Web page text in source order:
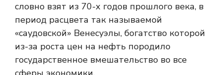
словно взят из 70-х годов прошлого века, в
период расцвета так называемой
«саудовской» Венесуэлы, богатство которой
из-за роста цен на нефть породило
государственное вмешательство во все